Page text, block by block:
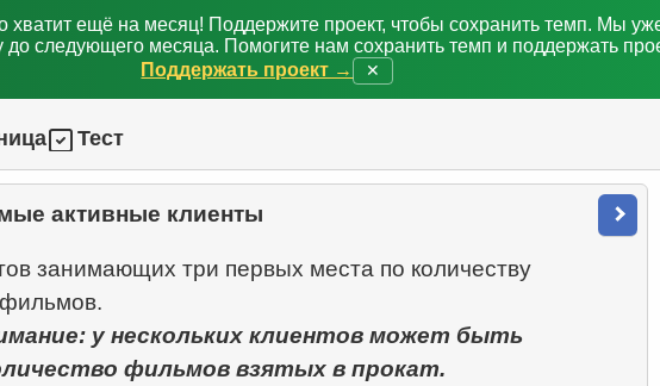
хватит ещё на месяц! Поддержите проект, чтобы сохранить темп. Мы
до следующего месяца. Помогите нам сохранить темп и поддержать
Поддержать проект →
✕
Тест
активные клиенты
занимающих три первых места по количеству
у нескольких клиентов может быть
фильмов взятых в прокат.